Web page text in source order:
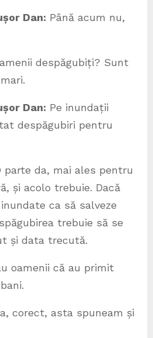
Dan: Până acum nu,
despăgubiți? Sunt
Dan: Pe inundații
despăgubiri pentru
parte da, mai ales pentru
și acolo trebuie. Dacă
ca să salveze
trebuie să se
și data trecută.
oamenii că au primit
corect, asta spuneam și